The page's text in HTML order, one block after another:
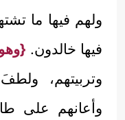
ولهم فيها ما
فيها خالدون.
وتربيتهم،
وأعانهم على